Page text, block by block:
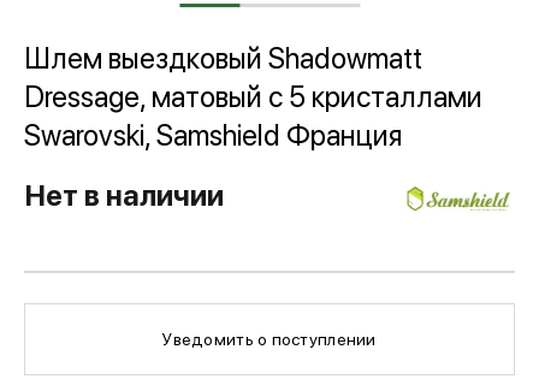
ЗООТОВАРЫ
Для собаки
Сувениры/Подарки
Шлем выездковый Shadowmatt
Dressage, матовый с 5 кристаллами
Swarovski, Samshield Франция
Нет в наличии
Уведомить о поступлении